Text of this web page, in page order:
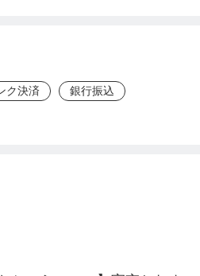
方へは、お申込後、クレジ
、お申込後の諸連絡をお見
あげます。
以内に別途ご連絡いたし
ク決済
銀行振込